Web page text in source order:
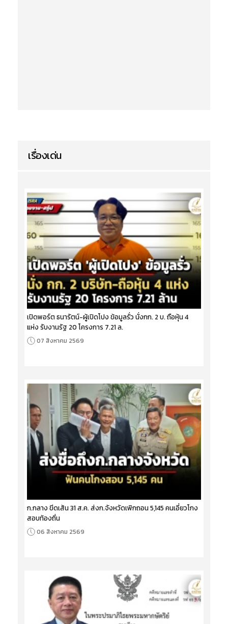
เรื่องเด่น
เปิดพอร์ต ธนารัตน์-ผู้เปิดโปง ข้อมูลรั่ว นั่งกก. 2 บ. ถือหุ้น 4
แห่ง รับงานรัฐ 20 โครงการ 7.21 ล.
07 สิงหาคม 2569
ก.กลาง ขีดเส้น 31 ส.ค. ส่งก.จังหวัดเพิกถอน 5,145 คนเอี่ยวโกง
สอบท้องถิ่น
06 สิงหาคม 2569